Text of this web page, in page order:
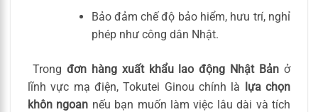
Bảo đảm chế độ bảo hiểm, hưu trí, nghỉ
phép như công dân Nhật.
Trong đơn hàng xuất khẩu lao động Nhật Bản ở
lĩnh vực mạ điện, Tokutei Ginou chính là lựa chọn
khôn ngoan nếu bạn muốn làm việc lâu dài và tích